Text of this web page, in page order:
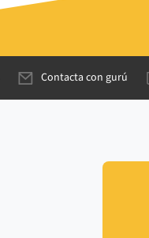
Contacta con gurú